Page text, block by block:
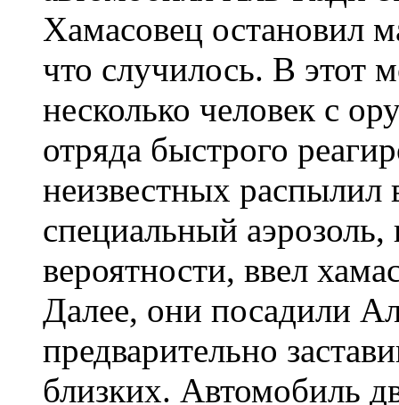
Хамасовец остановил
что случилось. В этот
несколько человек с
отряда быстрого
неизвестных
специальный
вероятности, ввел
Далее, они посадили
предварительно
близких. Автомобиль